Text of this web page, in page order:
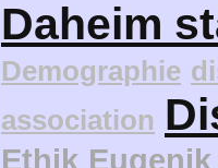
Ethik Eugenik
Euthanasie
Wien